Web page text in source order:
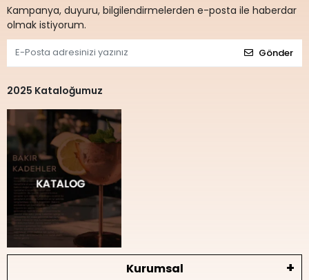
Kampanya, duyuru, bilgilendirmelerden e-posta ile haberdar
olmak istiyorum.
Gönder
2025 Kataloğumuz
Kurumsal